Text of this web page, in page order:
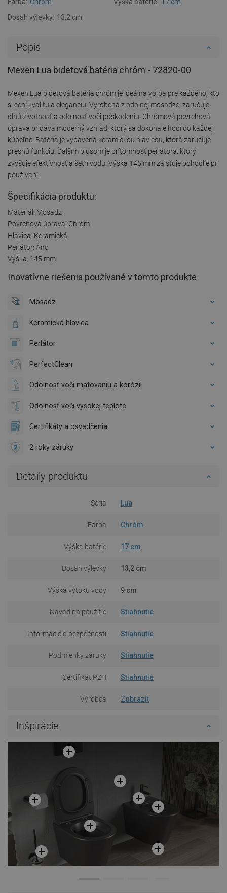
Dosah výlevky: 13,2 cm
Popis
Mexen Lua bidetová batéria chróm - 72820-00
Mexen Lua bidetová batéria chróm je ideálna voľba pre každého, kto
si cení kvalitu a eleganciu. Vyrobená z odolnej mosadze, zaručuje
dlhú životnosť a odolnosť voči poškodeniu. Chrómová povrchová
úprava pridáva moderný vzhľad, ktorý sa dokonale hodí do každej
kúpeľne. Batéria je vybavená keramickou hlavicou, ktorá zaručuje
presnú funkciu. Ďalším plusom je prítomnosť perlátora, ktorý
zvyšuje efektívnosť a šetrí vodu. Výška 145 mm zaisťuje pohodlie pri
používaní.
Špecifikácia produktu:
Materiál: Mosadz
Povrchová úprava: Chróm
Hlavica: Keramická
Perlátor: Áno
Výška: 145 mm
Inovatívne riešenia používané v tomto produkte
Mosadz
Keramická hlavica
Perlátor
PerfectClean
Odolnosť voči matovaniu a korózii
Odolnosť voči vysokej teplote
Certifikáty a osvedčenia
2 roky záruky
Detaily produktu
Séria Lua
Farba Chróm
Výška batérie 17 cm
Dosah výlevky 13,2 cm
Výška výtoku vody 9 cm
Návod na použitie Stiahnutie
Informácie o bezpečnosti Stiahnutie
Podmienky záruky Stiahnutie
Certifikát PZH Stiahnutie
Výrobca Zobraziť
Inšpirácie